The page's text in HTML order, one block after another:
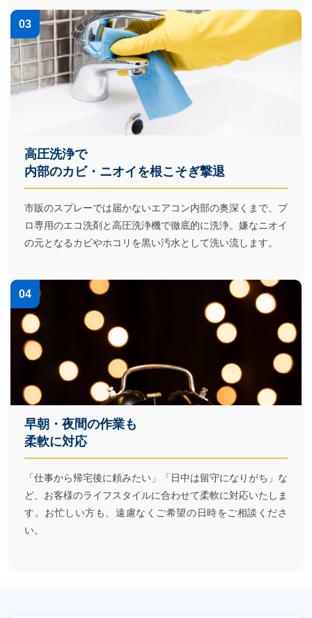
03
高圧洗浄で
内部のカビ・ニオイを根こそぎ撃退
市販のスプレーでは届かないエアコン内部の奥深くまで、プ
ロ専用のエコ洗剤と高圧洗浄機で徹底的に洗浄。嫌なニオイ
の元となるカビやホコリを黒い汚水として洗い流します。
04
早朝・夜間の作業も
柔軟に対応
「仕事から帰宅後に頼みたい」「日中は留守になりがち」な
ど、お客様のライフスタイルに合わせて柔軟に対応いたしま
す。お忙しい方も、遠慮なくご希望の日時をご相談くださ
い。